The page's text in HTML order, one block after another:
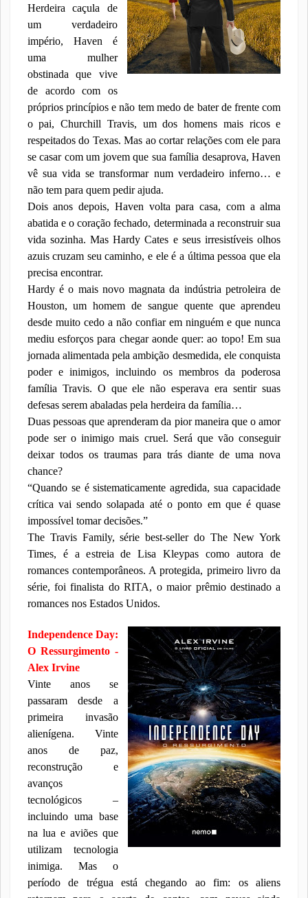
Herdeira caçula de
um verdadeiro
império, Haven é
uma mulher
obstinada que vive
de acordo com os
próprios princípios e não tem medo de bater de frente com
o pai, Churchill Travis, um dos homens mais ricos e
respeitados do Texas. Mas ao cortar relações com ele para
se casar com um jovem que sua família desaprova, Haven
vê sua vida se transformar num verdadeiro inferno… e
não tem para quem pedir ajuda.
Dois anos depois, Haven volta para casa, com a alma
abatida e o coração fechado, determinada a reconstruir sua
vida sozinha. Mas Hardy Cates e seus irresistíveis olhos
azuis cruzam seu caminho, e ele é a última pessoa que ela
precisa encontrar.
Hardy é o mais novo magnata da indústria petroleira de
Houston, um homem de sangue quente que aprendeu
desde muito cedo a não confiar em ninguém e que nunca
mediu esforços para chegar aonde quer: ao topo! Em sua
jornada alimentada pela ambição desmedida, ele conquista
poder e inimigos, incluindo os membros da poderosa
família Travis. O que ele não esperava era sentir suas
defesas serem abaladas pela herdeira da família…
Duas pessoas que aprenderam da pior maneira que o amor
pode ser o inimigo mais cruel. Será que vão conseguir
deixar todos os traumas para trás diante de uma nova
chance?
“Quando se é sistematicamente agredida, sua capacidade
crítica vai sendo solapada até o ponto em que é quase
impossível tomar decisões.”
The Travis Family, série best-seller do The New York
Times, é a estreia de Lisa Kleypas como autora de
romances contemporâneos. A protegida, primeiro livro da
série, foi finalista do RITA, o maior prêmio destinado a
romances nos Estados Unidos.
Independence Day:
O Ressurgimento -
Alex Irvine
Vinte anos se
passaram desde a
primeira invasão
alienígena. Vinte
anos de paz,
reconstrução e
avanços
tecnológicos –
incluindo uma base
na lua e aviões que
utilizam tecnologia
inimiga. Mas o
período de trégua está chegando ao fim: os aliens